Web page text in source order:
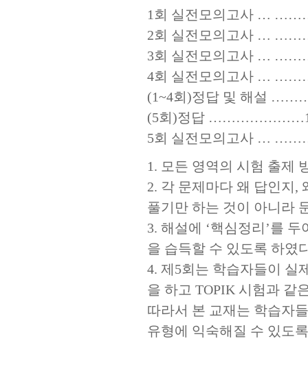
1회 실전모의고사 …
2회 실전모의고사 …
3회 실전모의고사 …
4회 실전모의고사 …
(1~4회)정답 및 해설
(5회)정답
5회 실전모의고사 …
1. 모든 영역의 시험 출제
2. 각 문제마다 왜 답인지,
풀기만 하는 것이 아니라
3. 해설에 ‘핵심정리’를
을 습득할 수 있도록 하였
4. 제5회는 학습자들이 실
을 하고 TOPIK 시험과 같
따라서 본 교재는 학습자
유형에 익숙해질 수 있도